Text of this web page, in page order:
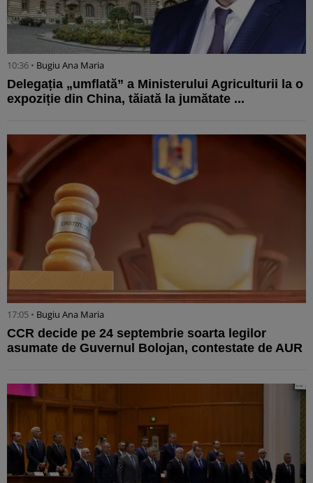
10:36 • Bugiu ⁠Ana Maria
Delegația „umflată” a Ministerului Agriculturii la o
expoziție din China, tăiată la jumătate ...
17:05 • Bugiu ⁠Ana Maria
CCR decide pe 24 septembrie soarta legilor
asumate de Guvernul Bolojan, contestate de AUR